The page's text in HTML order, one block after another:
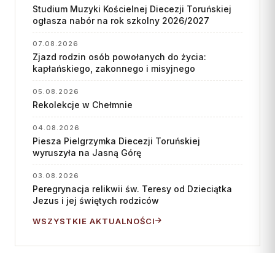
Studium Muzyki Kościelnej Diecezji Toruńskiej
ogłasza nabór na rok szkolny 2026/2027
07.08.2026
Zjazd rodzin osób powołanych do życia:
kapłańskiego, zakonnego i misyjnego
05.08.2026
Rekolekcje w Chełmnie
04.08.2026
Piesza Pielgrzymka Diecezji Toruńskiej
wyruszyła na Jasną Górę
03.08.2026
Peregrynacja relikwii św. Teresy od Dzieciątka
Jezus i jej świętych rodziców
WSZYSTKIE AKTUALNOŚCI